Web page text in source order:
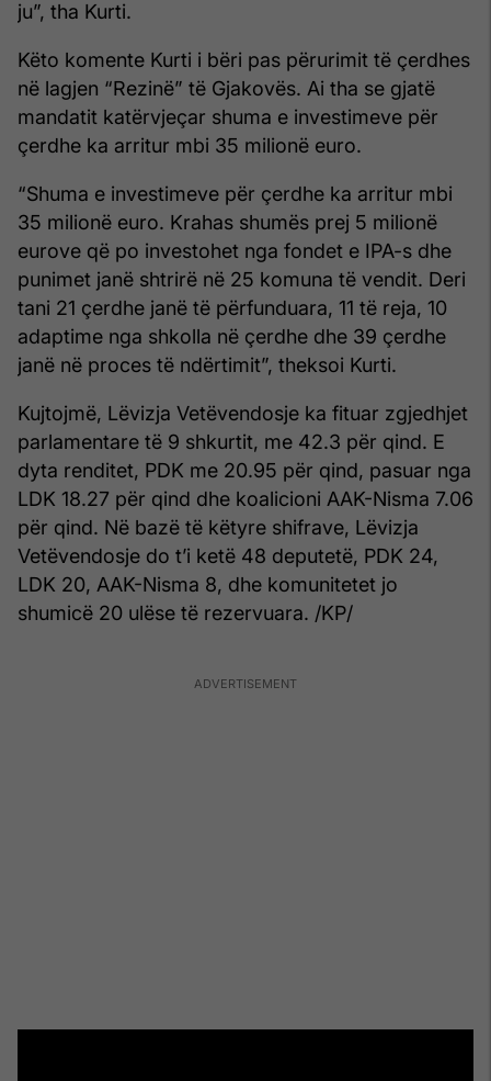
ju”, tha Kurti.
Këto komente Kurti i bëri pas përurimit të çerdhes
në lagjen “Rezinë” të Gjakovës. Ai tha se gjatë
mandatit katërvjeçar shuma e investimeve për
çerdhe ka arritur mbi 35 milionë euro.
“Shuma e investimeve për çerdhe ka arritur mbi
35 milionë euro. Krahas shumës prej 5 milionë
eurove që po investohet nga fondet e IPA-s dhe
punimet janë shtrirë në 25 komuna të vendit. Deri
tani 21 çerdhe janë të përfunduara, 11 të reja, 10
adaptime nga shkolla në çerdhe dhe 39 çerdhe
janë në proces të ndërtimit”, theksoi Kurti.
Kujtojmë, Lëvizja Vetëvendosje ka fituar zgjedhjet
parlamentare të 9 shkurtit, me 42.3 për qind. E
dyta renditet, PDK me 20.95 për qind, pasuar nga
LDK 18.27 për qind dhe koalicioni AAK-Nisma 7.06
për qind. Në bazë të këtyre shifrave, Lëvizja
Vetëvendosje do t’i ketë 48 deputetë, PDK 24,
LDK 20, AAK-Nisma 8, dhe komunitetet jo
shumicë 20 ulëse të rezervuara. /KP/